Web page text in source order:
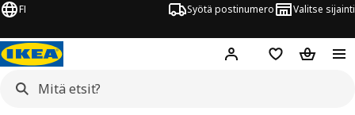
FI Syötä postinumero Valitse sijainti
Hej! Kirjaudu sisään
Suosikit